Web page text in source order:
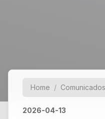
Home Comunicados
2026-04-13